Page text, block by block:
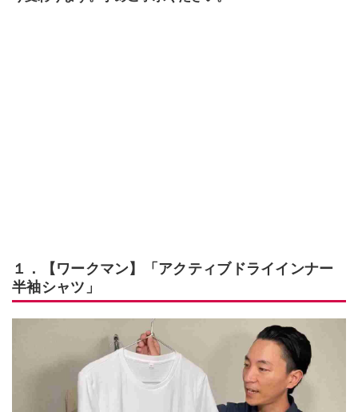
１．【ワークマン】「アクティブドライインナー
半袖シャツ」